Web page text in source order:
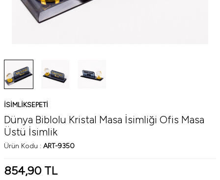
ISIMLIKSEPETI
Dünya Biblolu Kristal Masa İsimliği Ofis Masa
Üstü İsimlik
Ürün Kodu : ART-9350
854,90TL